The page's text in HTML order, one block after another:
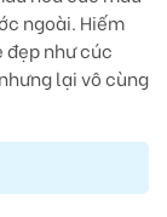
ngoài. Hiếm
đẹp như cúc
lại vô cùng